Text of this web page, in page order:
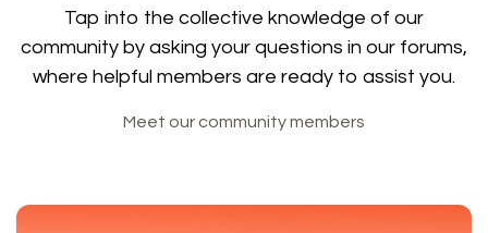
Tap into the collective knowledge of our
community by asking your questions in our forums,
where helpful members are ready to assist you.
Meet our community members